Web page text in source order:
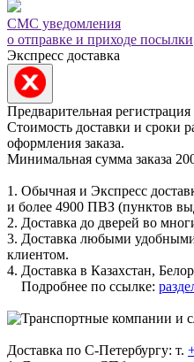
СМС уведомления
о отправке и приходе посылки
Экспресс доставка
Предварительная регистрация
Стоимость доставки и сроки
оформления заказа.
Минимальная сумма заказа
1. Обычная и Экспресс
и более 4900 ПВЗ (пунктов
2. Доставка до дверей во
3. Доставка любыми
клиентом.
4. Доставка в Казахстан,
Подробнее по ссылке:
Доставка по С-Петербургу: т.